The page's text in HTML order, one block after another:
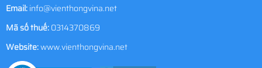
Email:info@vienthongvina.net
Mã số thuế:0314370869
Website:www.vienthongvina.net